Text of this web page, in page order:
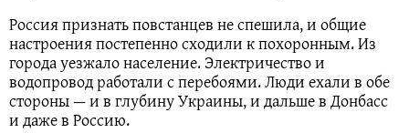
Россия признать повстанцев не спешила, и общие
настроения постепенно сходили к похоронным. Из
города уезжало население. Электричество и
водопровод работали с перебоями. Люди ехали в обе
стороны — и в глубину Украины, и дальше в Донбасс
и даже в Россию.